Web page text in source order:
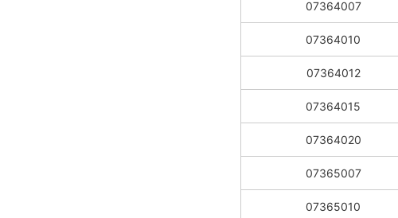
07364007
07364010
07364012
07364015
07364020
07365007
07365010